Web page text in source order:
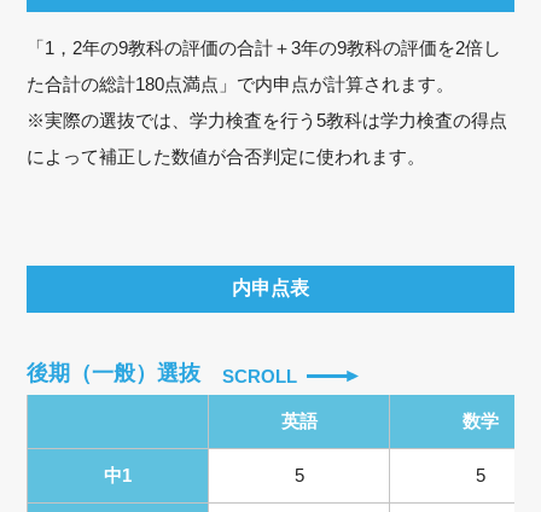
「1，2年の9教科の評価の合計＋3年の9教科の評価を2倍し
た合計の総計180点満点」で内申点が計算されます。
※実際の選抜では、学力検査を行う5教科は学力検査の得点
によって補正した数値が合否判定に使われます。
内申点表
後期（一般）選抜 SCROLL
英語 数学
中1 5 5